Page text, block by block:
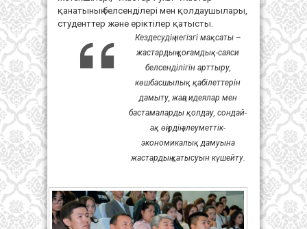
қанатының белсенділері мен қолдаушылары,
студенттер және еріктілер қатысты.
Кездесудің негізгі мақсаты –
жастардың қоғамдық-саяси
белсенділігін арттыру,
көшбасшылық қабілеттерін
дамыту, жаңа идеялар мен
бастамаларды қолдау, сондай-
ақ өңірдің әлеуметтік-
экономикалық дамуына
жастардың қатысуын күшейту.